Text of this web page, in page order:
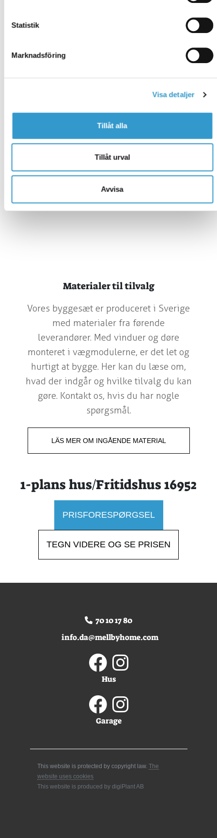
Statistik
Marknadsföring
Visa detaljer
Tillåt alla
Tillåt urval
Avvisa
Sømforsegling.
Vil du ændre eller tilføje materialer og se, hvor meget
Materialer til tilvalg
Vores byggesæt er produceret i Sverige
med materialer fra førende
leverandører. Med vinduer og døre
monteret i vægmodulerne, er det let og
hurtigt at bygge. Her kan du læse om,
hvad der indgår og hvilke tilvalg du kan
gøre. Kontakt os, hvis du har nogle
spørgsmål.
LÄS MER OM INGÅENDE MATERIAL
1-plans hus/Fritidshus 16952
PRISFORESPØRGSEL
TEGN VIDERE OG SE PRISEN
70 10 17 80
info.da@mellbyhome.com
Hus
Garage
This website is protected by copyright law.
The
website uses cookies
This website is produced by digiPlant AB